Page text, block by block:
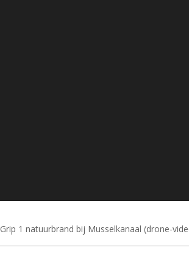
Grip 1 natuurbrand bij Musselkanaal (drone-